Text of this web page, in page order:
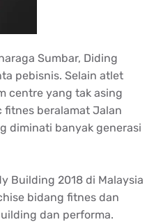
Sumbar, Diding
pebisnis. Selain atlet
centre yang tak asing
fitnes beralamat Jalan
diminati banyak generasi
Building 2018 di Malaysia
bidang fitnes dan
dan performa.